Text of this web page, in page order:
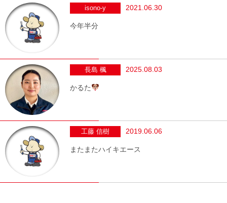
isono-y 2021.06.30
今年半分
長島 楓 2025.08.03
かるた
工藤 信樹 2019.06.06
またまたハイキエース